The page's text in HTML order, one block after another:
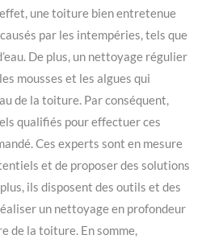
une toiture bien entretenue
par les intempéries, tels que
De plus, un nettoyage régulier
mousses et les algues qui
de la toiture. Par conséquent,
qualifiés pour effectuer ces
Ces experts sont en mesure
et de proposer des solutions
ils disposent des outils et des
un nettoyage en profondeur
de la toiture. En somme,